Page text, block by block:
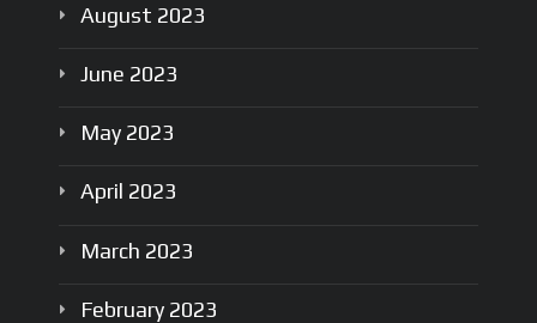
August 2023
June 2023
May 2023
April 2023
March 2023
February 2023